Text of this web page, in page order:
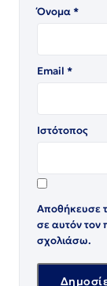
Όνομα*
Email *
Ιστότοπος
Αποθήκευσε
σε αυτόν τον
σχολιάσω.